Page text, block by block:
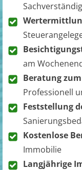
am
Beratung
Professionell
Feststellung
Kostenlose
Immobilie
Langjährige